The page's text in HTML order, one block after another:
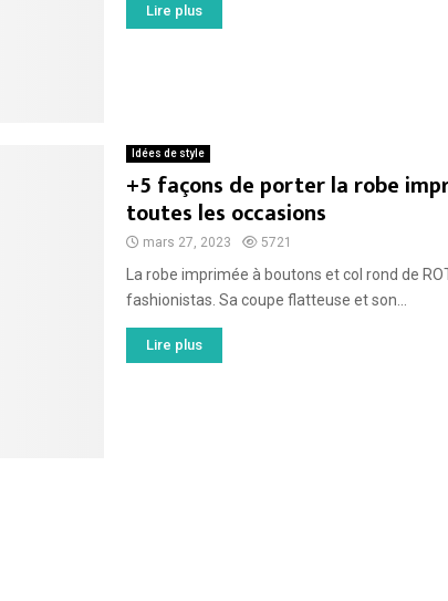
Lire plus
Idées de style
+5 façons de porter la robe
toutes les occasions
mars 27, 2023 5721
La robe imprimée à boutons et col rond de
fashionistas. Sa coupe flatteuse et son...
Lire plus